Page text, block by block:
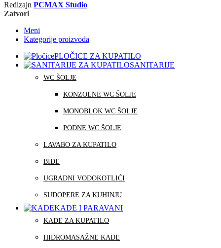
Redizajn PCMAX Studio
Zatvori
Meni
Kategorije proizvoda
PLOČICE ZA KUPATILO
SANITARIJE
WC ŠOLJE
KONZOLNE WC ŠOLJE
MONOBLOK WC ŠOLJE
PODNE WC ŠOLJE
LAVABO ZA KUPATILO
BIDE
UGRADNI VODOKOTLIĆI
SUDOPERE ZA KUHINJU
KADE I PARAVANI
KADE ZA KUPATILO
HIDROMASAŽNE KADE